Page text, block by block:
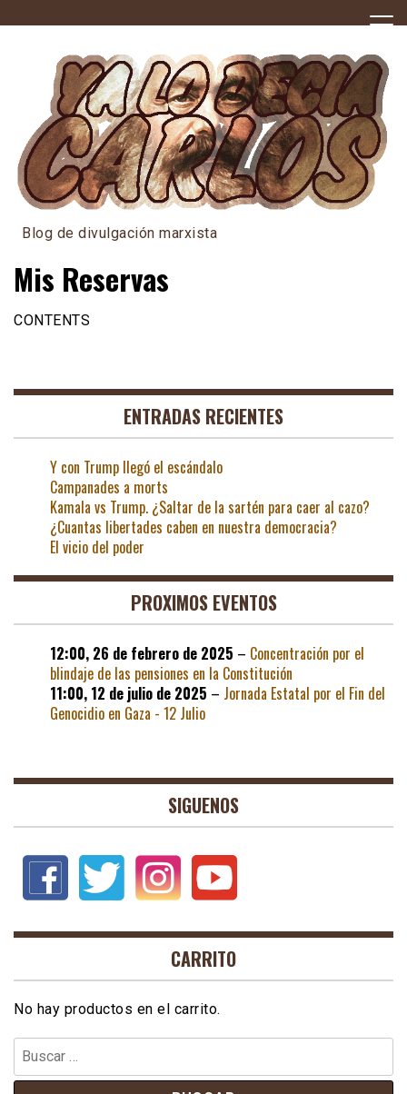
to
Blog de divulgación marxista
Mis Reservas
CONTENTS
ENTRADAS RECIENTES
Y con Trump llegó el escándalo
Campanades a morts
Kamala vs Trump. ¿Saltar de la sartén para caer al cazo?
¿Cuantas libertades caben en nuestra democracia?
El vicio del poder
PROXIMOS EVENTOS
12:00, 26 de febrero de 2025 – Concentración por el
blindaje de las pensiones en la Constitución
11:00, 12 de julio de 2025 – Jornada Estatal por el Fin del
Genocidio en Gaza - 12 Julio
SIGUENOS
CARRITO
No hay productos en el carrito.
Buscar: